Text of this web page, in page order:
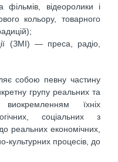
фільмів, відеоролики і
кольору, товарного
(ЗМІ) — преса, радіо,
собою певну частину
групу реальних та
їхніх
соціальних з
реаль­них економічних,
культурних процесів, до